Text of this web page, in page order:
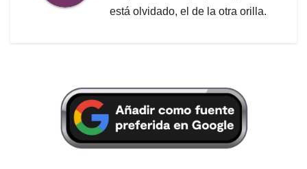
está olvidado, el de la otra orilla.